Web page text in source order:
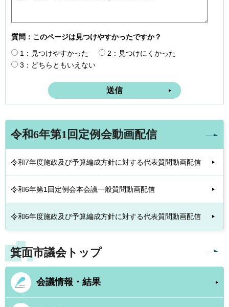
質問：このページは見つけやすかったですか？
1：見つけやすかった
2：見つけにくかった
3：どちらともいえない
令和6年第1回定例会動画配信
令和7年度施政及び予算編成方針に対する代表質問動画配信
令和6年第1回定例会本会議一般質問動画配信
令和6年度施政及び予算編成方針に対する代表質問動画配信
箕面市議会トップ
会議情報・結果